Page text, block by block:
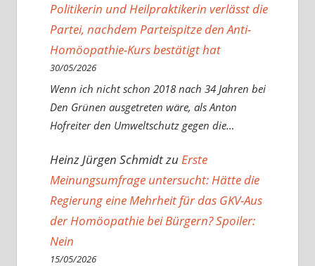
Politikerin und Heilpraktikerin verlässt die
Partei, nachdem Parteispitze den Anti-
Homöopathie-Kurs bestätigt hat
30/05/2026
Wenn ich nicht schon 2018 nach 34 Jahren bei
Den Grünen ausgetreten wäre, als Anton
Hofreiter den Umweltschutz gegen die…
Heinz Jürgen Schmidtzu Erste
Meinungsumfrage untersucht: Hätte die
Regierung eine Mehrheit für das GKV-Aus
der Homöopathie bei Bürgern? Spoiler:
Nein
15/05/2026